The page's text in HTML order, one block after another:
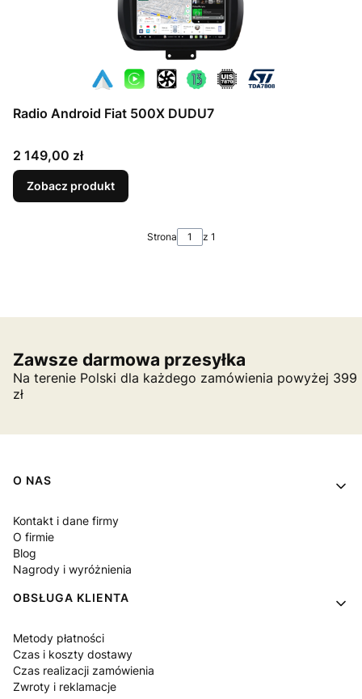
Radio Android Fiat 500X DUDU7
Cena
2 149,00 zł
Zobacz produkt
Strona z 1
Zawsze darmowa przesyłka
Na terenie Polski dla każdego zamówienia powyżej 399
zł
Linki w stopce
O NAS
Kontakt i dane firmy
O firmie
Blog
Nagrody i wyróżnienia
OBSŁUGA KLIENTA
Metody płatności
Czas i koszty dostawy
Czas realizacji zamówienia
Zwroty i reklamacje